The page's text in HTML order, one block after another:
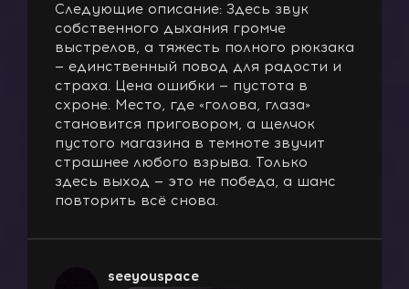
Следующие описание: Здесь звук
собственного дыхания громче
выстрелов, а тяжесть полного рюкзака
— единственный повод для радости и
страха. Цена ошибки — пустота в
схроне. Место, где «голова, глаза»
становится приговором, а щелчок
пустого магазина в темноте звучит
страшнее любого взрыва. Только
здесь выход — это не победа, а шанс
повторить всё снова.
seeyouspace